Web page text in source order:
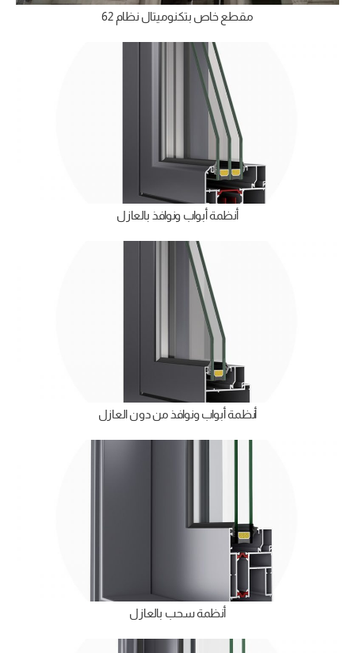
مقطع خاص بتكنوميتال نظام 62
أنظمة أبواب ونوافذ بالعازل
أنظمة أبواب ونوافذ من دون العازل
أنظمة سحب بالعازل